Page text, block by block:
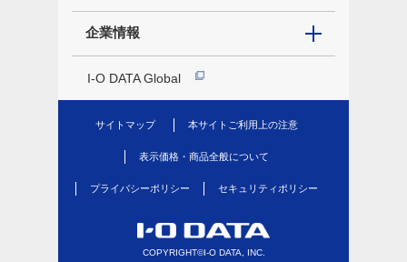
企業情報
I-O DATA Global
サイトマップ 本サイトご利用上の注意
表示価格・商品全般について
プライバシーポリシー セキュリティポリシー
COPYRIGHT©I-O DATA, INC.